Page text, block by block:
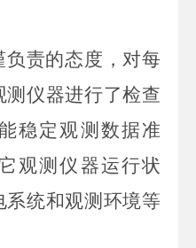
负责的态度，对每
测仪器进行了检查
稳定观测数据准
观测仪器运行状
统和观测环境等